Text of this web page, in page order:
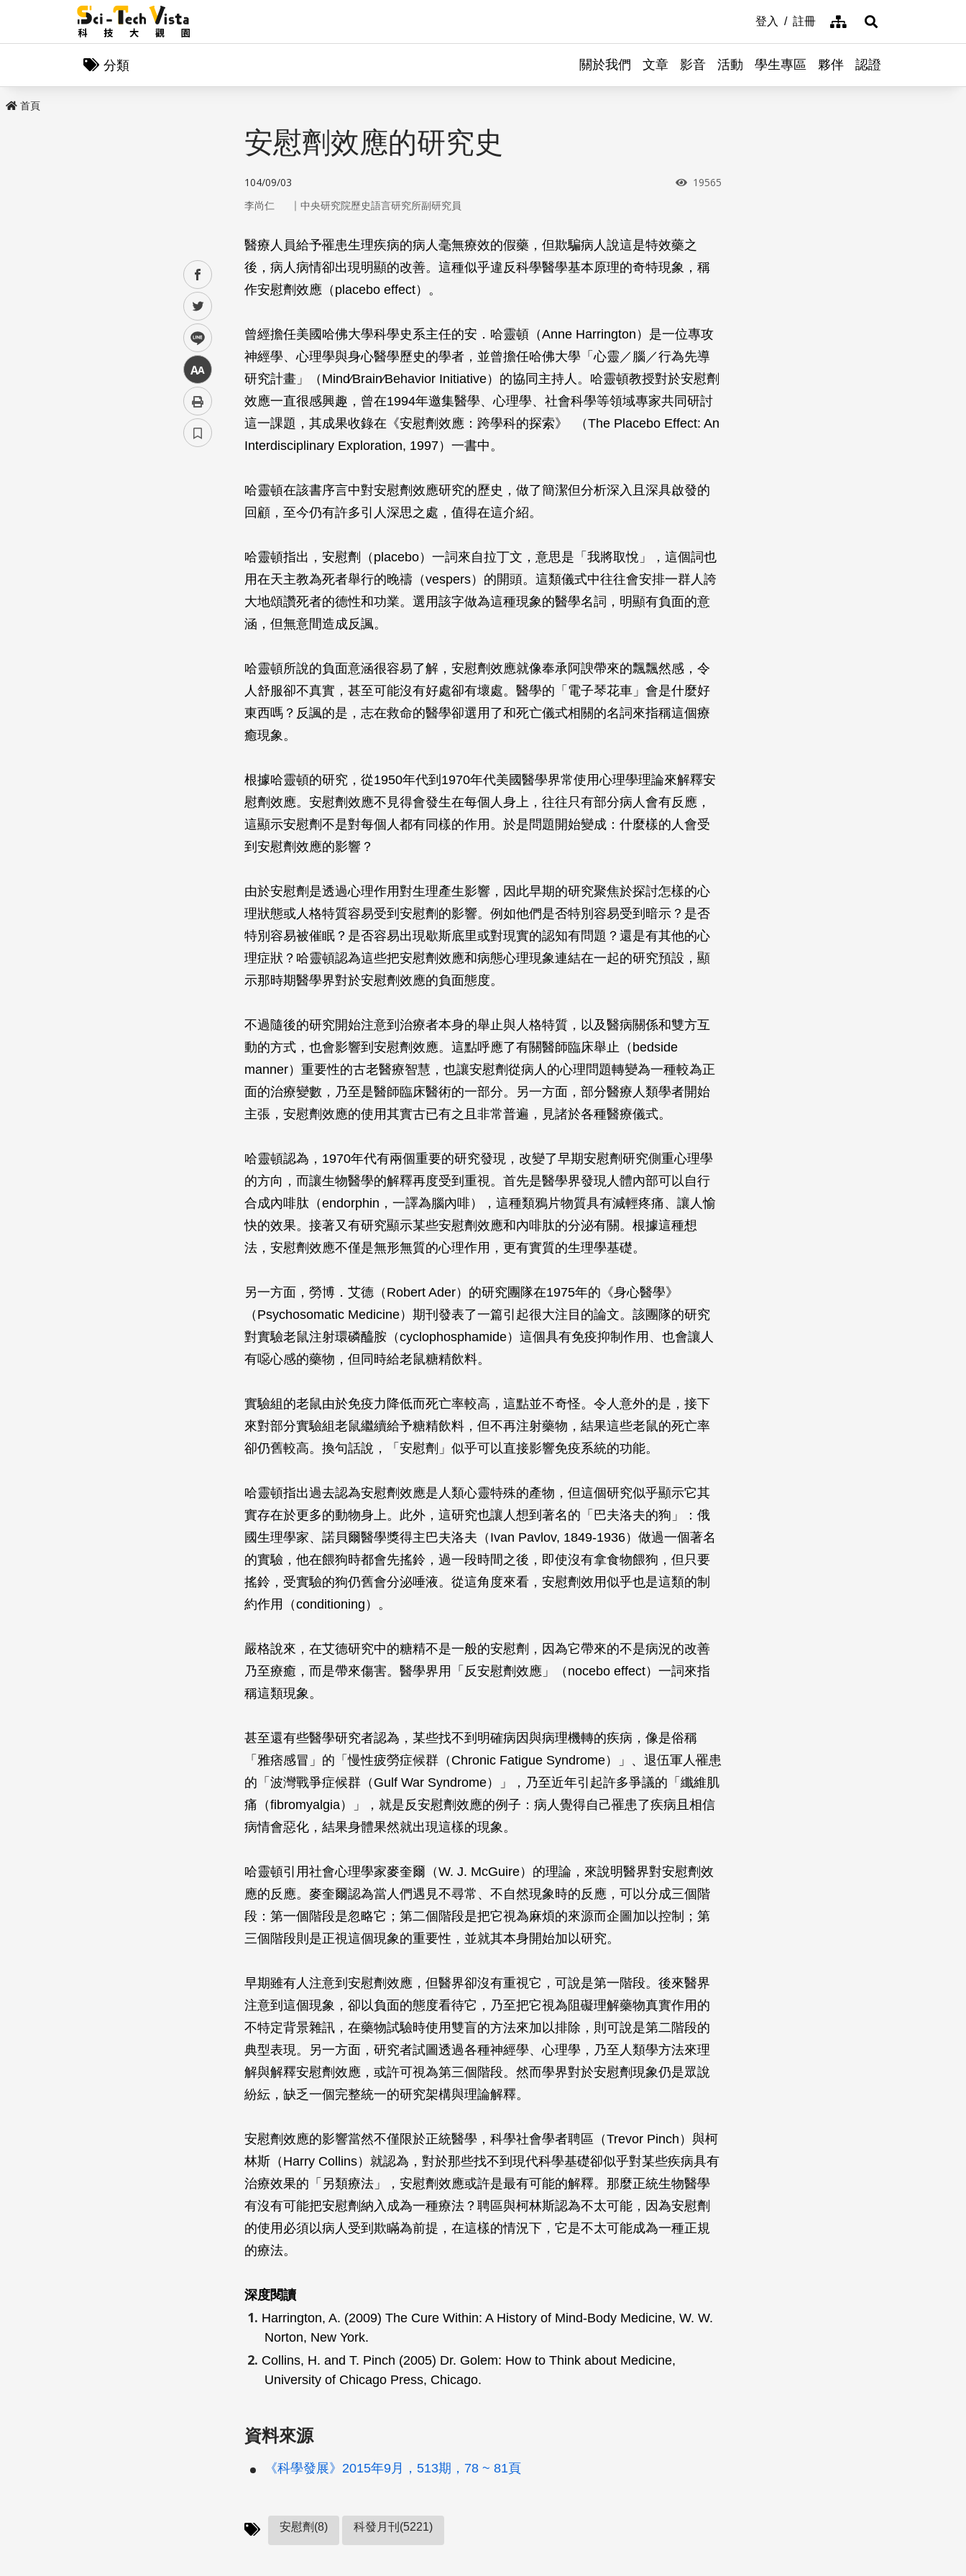
登入 註冊 網站導覽展開搜尋
分類 關於我們 文章 影音 活動 學生專區 夥伴 認證
首頁
facebook
twitter
line
中
安慰劑效應的研究史
104/09/03 瀏覽次數
19565
李尚仁 ｜ 中央研究院歷史語言研究所副研究員
醫療人員給予罹患生理疾病的病人毫無療效的假藥，但欺騙病人說這是特效藥之
後，病人病情卻出現明顯的改善。這種似乎違反科學醫學基本原理的奇特現象，稱
作安慰劑效應（placebo effect）。
曾經擔任美國哈佛大學科學史系主任的安．哈靈頓（Anne Harrington）是一位專攻
神經學、心理學與身心醫學歷史的學者，並曾擔任哈佛大學「心靈／腦／行為先導
研究計畫」（Mind∕Brain∕Behavior Initiative）的協同主持人。哈靈頓教授對於安慰劑
效應一直很感興趣，曾在1994年邀集醫學、心理學、社會科學等領域專家共同研討
這一課題，其成果收錄在《安慰劑效應：跨學科的探索》 （The Placebo Effect: An
Interdisciplinary Exploration, 1997）一書中。
哈靈頓在該書序言中對安慰劑效應研究的歷史，做了簡潔但分析深入且深具啟發的
回顧，至今仍有許多引人深思之處，值得在這介紹。
哈靈頓指出，安慰劑（placebo）一詞來自拉丁文，意思是「我將取悅」，這個詞也
用在天主教為死者舉行的晚禱（vespers）的開頭。這類儀式中往往會安排一群人誇
大地頌讚死者的德性和功業。選用該字做為這種現象的醫學名詞，明顯有負面的意
涵，但無意間造成反諷。
哈靈頓所說的負面意涵很容易了解，安慰劑效應就像奉承阿諛帶來的飄飄然感，令
人舒服卻不真實，甚至可能沒有好處卻有壞處。醫學的「電子琴花車」會是什麼好
東西嗎？反諷的是，志在救命的醫學卻選用了和死亡儀式相關的名詞來指稱這個療
癒現象。
根據哈靈頓的研究，從1950年代到1970年代美國醫學界常使用心理學理論來解釋安
慰劑效應。安慰劑效應不見得會發生在每個人身上，往往只有部分病人會有反應，
這顯示安慰劑不是對每個人都有同樣的作用。於是問題開始變成：什麼樣的人會受
到安慰劑效應的影響？
由於安慰劑是透過心理作用對生理產生影響，因此早期的研究聚焦於探討怎樣的心
理狀態或人格特質容易受到安慰劑的影響。例如他們是否特別容易受到暗示？是否
特別容易被催眠？是否容易出現歇斯底里或對現實的認知有問題？還是有其他的心
理症狀？哈靈頓認為這些把安慰劑效應和病態心理現象連結在一起的研究預設，顯
示那時期醫學界對於安慰劑效應的負面態度。
不過隨後的研究開始注意到治療者本身的舉止與人格特質，以及醫病關係和雙方互
動的方式，也會影響到安慰劑效應。這點呼應了有關醫師臨床舉止（bedside
manner）重要性的古老醫療智慧，也讓安慰劑從病人的心理問題轉變為一種較為正
面的治療變數，乃至是醫師臨床醫術的一部分。另一方面，部分醫療人類學者開始
主張，安慰劑效應的使用其實古已有之且非常普遍，見諸於各種醫療儀式。
哈靈頓認為，1970年代有兩個重要的研究發現，改變了早期安慰劑研究側重心理學
的方向，而讓生物醫學的解釋再度受到重視。首先是醫學界發現人體內部可以自行
合成內啡肽（endorphin，一譯為腦內啡），這種類鴉片物質具有減輕疼痛、讓人愉
快的效果。接著又有研究顯示某些安慰劑效應和內啡肽的分泌有關。根據這種想
法，安慰劑效應不僅是無形無質的心理作用，更有實質的生理學基礎。
另一方面，勞博．艾德（Robert Ader）的研究團隊在1975年的《身心醫學》
（ Psychosomatic Medicine）期刊發表了一篇引起很大注目的論文。該團隊的研究
對實驗老鼠注射環磷醯胺（cyclophosphamide）這個具有免疫抑制作用、也會讓人
有噁心感的藥物，但同時給老鼠糖精飲料。
實驗組的老鼠由於免疫力降低而死亡率較高，這點並不奇怪。令人意外的是，接下
來對部分實驗組老鼠繼續給予糖精飲料，但不再注射藥物，結果這些老鼠的死亡率
卻仍舊較高。換句話說，「安慰劑」似乎可以直接影響免疫系統的功能。
哈靈頓指出過去認為安慰劑效應是人類心靈特殊的產物，但這個研究似乎顯示它其
實存在於更多的動物身上。此外，這研究也讓人想到著名的「巴夫洛夫的狗」：俄
國生理學家、諾貝爾醫學獎得主巴夫洛夫（Ivan Pavlov, 1849-1936）做過一個著名
的實驗，他在餵狗時都會先搖鈴，過一段時間之後，即使沒有拿食物餵狗，但只要
搖鈴，受實驗的狗仍舊會分泌唾液。從這角度來看，安慰劑效用似乎也是這類的制
約作用（conditioning）。
嚴格說來，在艾德研究中的糖精不是一般的安慰劑，因為它帶來的不是病況的改善
乃至療癒，而是帶來傷害。醫學界用「反安慰劑效應」（nocebo effect）一詞來指
稱這類現象。
甚至還有些醫學研究者認為，某些找不到明確病因與病理機轉的疾病，像是俗稱
「雅痞感冒」的「慢性疲勞症候群（Chronic Fatigue Syndrome）」、退伍軍人罹患
的「波灣戰爭症候群（Gulf War Syndrome）」，乃至近年引起許多爭議的「纖維肌
痛（fibromyalgia）」，就是反安慰劑效應的例子：病人覺得自己罹患了疾病且相信
病情會惡化，結果身體果然就出現這樣的現象。
哈靈頓引用社會心理學家麥奎爾（W. J. McGuire）的理論，來說明醫界對安慰劑效
應的反應。麥奎爾認為當人們遇見不尋常、不自然現象時的反應，可以分成三個階
段：第一個階段是忽略它；第二個階段是把它視為麻煩的來源而企圖加以控制；第
三個階段則是正視這個現象的重要性，並就其本身開始加以研究。
早期雖有人注意到安慰劑效應，但醫界卻沒有重視它，可說是第一階段。後來醫界
注意到這個現象，卻以負面的態度看待它，乃至把它視為阻礙理解藥物真實作用的
不特定背景雜訊，在藥物試驗時使用雙盲的方法來加以排除，則可說是第二階段的
典型表現。另一方面，研究者試圖透過各種神經學、心理學，乃至人類學方法來理
解與解釋安慰劑效應，或許可視為第三個階段。然而學界對於安慰劑現象仍是眾說
紛紜，缺乏一個完整統一的研究架構與理論解釋。
安慰劑效應的影響當然不僅限於正統醫學，科學社會學者聘區（Trevor Pinch）與柯
林斯（Harry ‬Collins）就認為，對於那些找不到現代科學基礎卻似乎對某些疾病具有
治療效果的「另類療法」，安慰劑效應或許是最有可能的解釋。那麼正統生物醫學
有沒有可能把安慰劑納入成為一種療法？聘區與柯林斯認為不太可能，因為安慰劑
的使用必須以病人受到欺瞞為前提，在這樣的情況下，它是不太可能成為一種正規
的療法。‬
深度閱讀
Harrington, A. (2009) The Cure Within: A History of Mind-Body Medicine, W. W.
Norton, New York.
Collins, H. and T. Pinch (‬2005) Dr. Golem: How to Think about Medicine,
University of Chicago Press, Chicago.‬‬‬‬‬‬‬
資料來源
《科學發展》2015年9月，513期，78 ~ 81頁
安慰劑(8) 科發月刊(5221)